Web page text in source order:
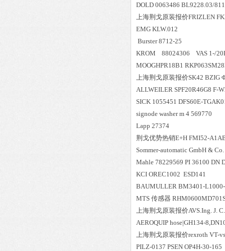
DOLD 0063486 BL9228.03/
上海荆戈原装报价FRIZLEN
EMG KLW.012
Burster 8712-25
KROM 88024306 VAS 1-/
MOOGHPR18B1
上海荆戈原装报价SK42 BZIG
ALLWEILER SPF20R46G8
SICK 1055451 DFS60E-
signode washer m 4 569770
Lapp 27374
荆戈优势热销E+H FMI52-
Sommer-automatic GmbH &
Mahle 78229569 PI 36100 DN
KCI OREC1002 ESD141
BAUMULLER BM3401-
MTS 传感器
上海荆戈原装报价AVS.Ing. J.
AEROQUIP hose|GH134-
上海荆戈原装报价rexroth VT-
PILZ-0137 PSEN OP4H-30-165